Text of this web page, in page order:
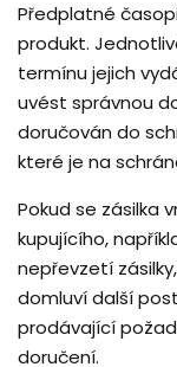
Předplatné
produkt.
termínu jejich
uvést správnou
doručován do
které je na
Pokud se zásilka
kupujícího,
nepřevzetí
domluví další
prodávající
doručení.